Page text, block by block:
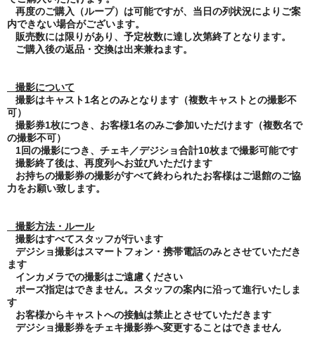
再度のご購入（ループ）は可能ですが、当日の列状況によりご案
内できない場合がございます。
販売数には限りがあり、予定枚数に達し次第終了となります。
ご購入後の返品・交換は出来兼ねます。
撮影について
撮影はキャスト1名とのみとなります（複数キャストとの撮影不
可）
撮影券1枚につき、お客様1名のみご参加いただけます（複数名で
の撮影不可）
1回の撮影につき、チェキ／デジショ合計10枚まで撮影可能です
撮影終了後は、再度列へお並びいただけます
お持ちの撮影券の撮影がすべて終わられたお客様はご退館のご協
力をお願い致します。
撮影方法・ルール
撮影はすべてスタッフが行います
デジショ撮影はスマートフォン・携帯電話のみとさせていただき
ます
インカメラでの撮影はご遠慮ください
ポーズ指定はできません。スタッフの案内に沿って進行いたしま
す
お客様からキャストへの接触は禁止とさせていただきます
デジショ撮影券をチェキ撮影券へ変更することはできません